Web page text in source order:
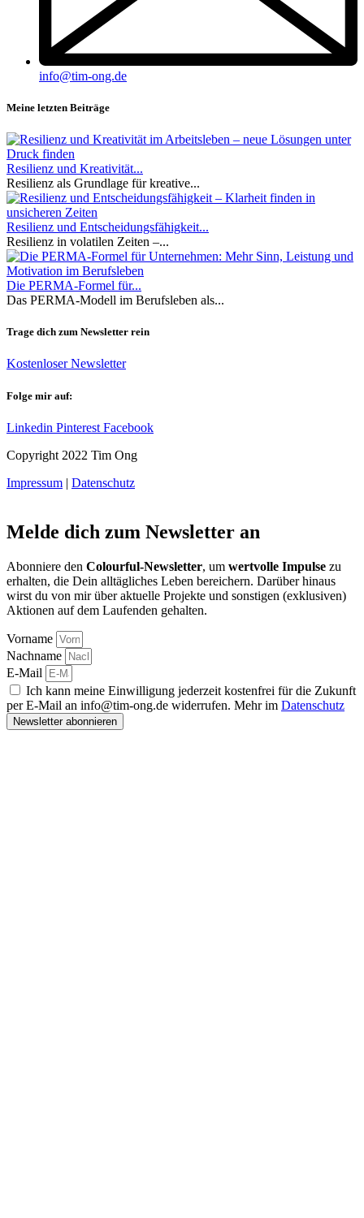
info@tim-ong.de
Meine letzten Beiträge
Resilienz und Kreativität...
Resilienz als Grundlage für kreative...
Resilienz und Entscheidungsfähigkeit...
Resilienz in volatilen Zeiten –...
Die PERMA-Formel für...
Das PERMA-Modell im Berufsleben als...
Trage dich zum Newsletter rein
Kostenloser Newsletter
Folge mir auf:
Linkedin Pinterest Facebook
Copyright 2022 Tim Ong
Impressum | Datenschutz
Melde dich zum Newsletter an
Abonniere den Colourful-Newsletter, um wertvolle Impulse zu
erhalten, die Dein alltägliches Leben bereichern. Darüber hinaus
wirst du von mir über aktuelle Projekte und sonstigen (exklusiven)
Aktionen auf dem Laufenden gehalten.
Vorname
Nachname
E-Mail
Ich kann meine Einwilligung jederzeit kostenfrei für die Zukunft
per E-Mail an info@tim-ong.de widerrufen. Mehr im Datenschutz
Newsletter abonnieren